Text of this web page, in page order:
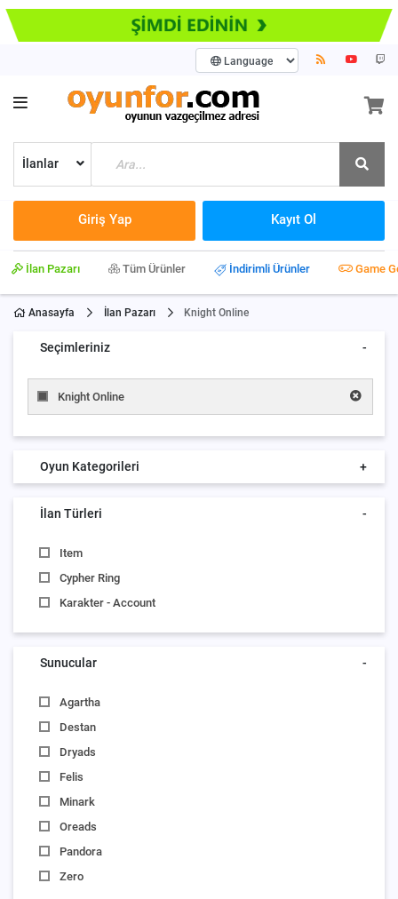
İlanlar
Giriş Yap Kayıt Ol
İlan Pazarı Tüm Ürünler İndirimli Ürünler Game
Anasayfa İlan Pazarı Knight Online
Seçimleriniz -
Knight Online
Oyun Kategorileri +
İlan Türleri -
Item
Cypher Ring
Karakter - Account
Sunucular -
Agartha
Destan
Dryads
Felis
Minark
Oreads
Pandora
Zero